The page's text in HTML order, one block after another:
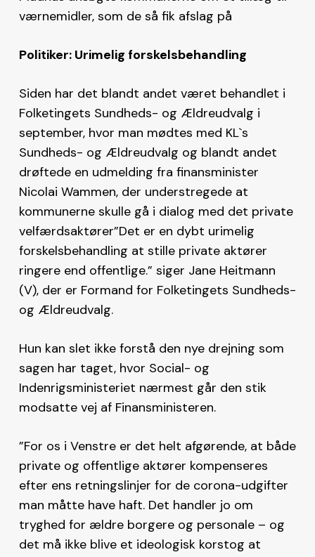
værnemidler, som de så fik afslag på
Politiker: Urimelig forskelsbehandling
Siden har det blandt andet været behandlet i
Folketingets Sundheds- og Ældreudvalg i
september, hvor man mødtes med KL`s
Sundheds- og Ældreudvalg og blandt andet
drøftede en udmelding fra finansminister
Nicolai Wammen, der understregede at
kommunerne skulle gå i dialog med det private
velfærdsaktører”Det er en dybt urimelig
forskelsbehandling at stille private aktører
ringere end offentlige.” siger Jane Heitmann
(V), der er Formand for Folketingets Sundheds-
og Ældreudvalg.
Hun kan slet ikke forstå den nye drejning som
sagen har taget, hvor Social- og
Indenrigsministeriet nærmest går den stik
modsatte vej af Finansministeren.
”For os i Venstre er det helt afgørende, at både
private og offentlige aktører kompenseres
efter ens retningslinjer for de corona-udgifter
man måtte have haft. Det handler jo om
tryghed for ældre borgere og personale – og
det må ikke blive et ideologisk korstog at